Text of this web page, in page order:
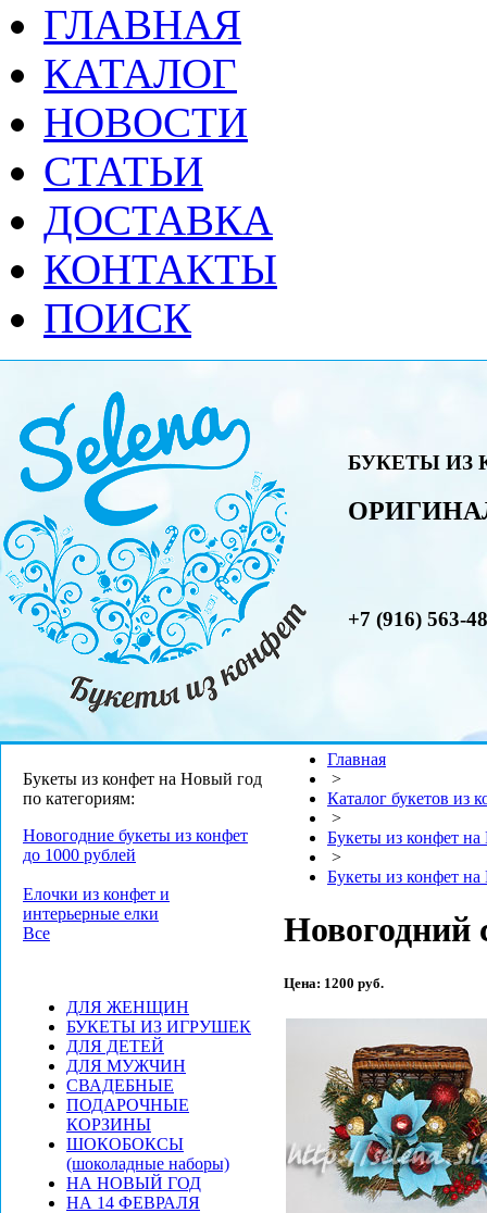
ГЛАВНАЯ
КАТАЛОГ
НОВОСТИ
СТАТЬИ
ДОСТАВКА
КОНТАКТЫ
ПОИСК
БУКЕТЫ ИЗ
+7 (916) 563-
Букеты из конфет на Новый год
по категориям:
Новогодние букеты из конфет
до 1000 рублей
Елочки из конфет и
интерьерные елки
Все
ДЛЯ ЖЕНЩИН
БУКЕТЫ ИЗ ИГРУШЕК
ДЛЯ ДЕТЕЙ
ДЛЯ МУЖЧИН
СВАДЕБНЫЕ
ПОДАРОЧНЫЕ
КОРЗИНЫ
ШОКОБОКСЫ
(шоколадные наборы)
НА НОВЫЙ ГОД
НА 14 ФЕВРАЛЯ
Главная
>
Каталог букетов из
>
Букеты из конфет
>
Букеты из конфет
Новогодний
Цена: 1200 руб.